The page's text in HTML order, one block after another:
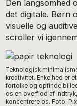
Den langsomhed
det digitale. Børn
visuelle og
scroller vi
Teknologisk
kreativitet. Enkelhed er
fortolke og opfinde
os en overflod af
koncentrere os. Foto: